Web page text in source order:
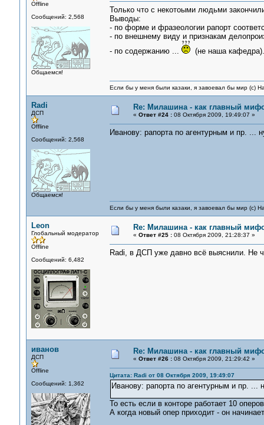
Offline
Сообщений: 2,568
Общаемся!
Только что с некотоыми людьми
Выводы:
- по форме и фразеологии рапорт
- по внешнему виду и признакам
- по содержанию ...
(не наша кафедра).
Если бы у меня были казаки, я завоевал бы мир (с)
Radi
ДСП
Offline
Сообщений: 2,568
Общаемся!
Re: Милашина - как главный
« Ответ #24 :08 Октября 2009, 19:49:07 »
Иванову: рапорта по агентурным и пр. ...
Если бы у меня были казаки, я завоевал бы мир (с)
Leon
Глобальный модератор
Offline
Сообщений: 6,482
Re: Милашина - как главный
« Ответ #25 :08 Октября 2009, 21:28:37 »
Radi, в ДСП уже давно всё выяснили. Не
иванов
ДСП
Offline
Сообщений: 1,362
Re: Милашина - как главный
« Ответ #26 :08 Октября 2009, 21:29:42 »
Цитата: Radi от 08 Октября 2009, 19:49:07
Иванову: рапорта по агентурным и пр.
То есть если в конторе работает 10
А когда новый опер приходит - он